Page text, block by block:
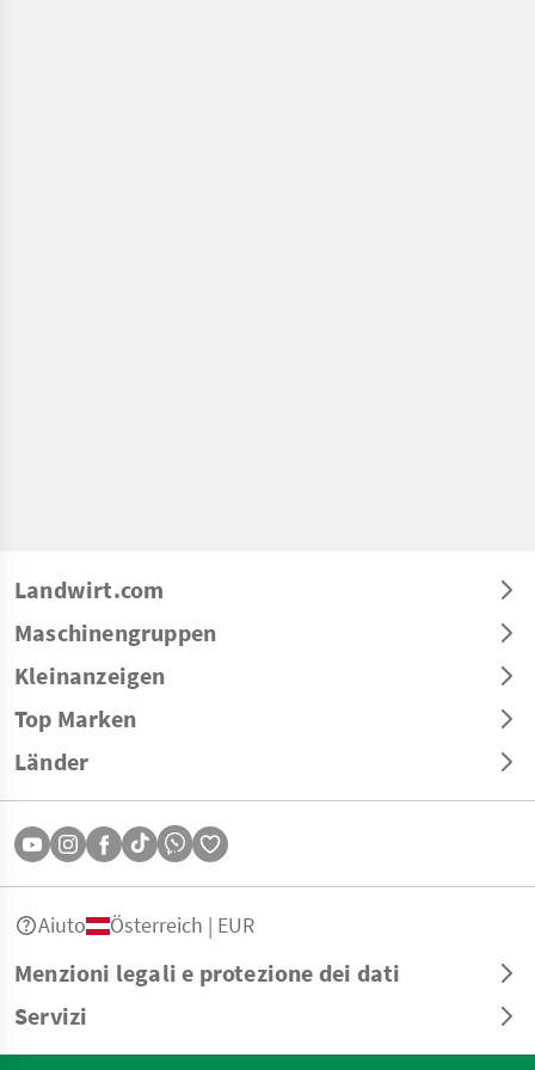
Landwirt.com
Maschinengruppen
Kleinanzeigen
Top Marken
Länder
Menzioni legali e protezione dei dati
Servizi
Aiuto Österreich | EUR